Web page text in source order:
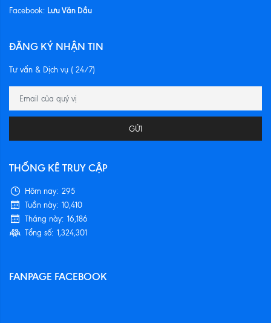
Facebook: Lưu Văn Dầu
ĐĂNG KÝ NHẬN TIN
Tư vấn & Dịch vụ ( 24/7)
GỬI
THỐNG KÊ TRUY CẬP
Hôm nay: 295
Tuần này: 10,410
Tháng này: 16,186
Tổng số: 1,324,301
FANPAGE FACEBOOK